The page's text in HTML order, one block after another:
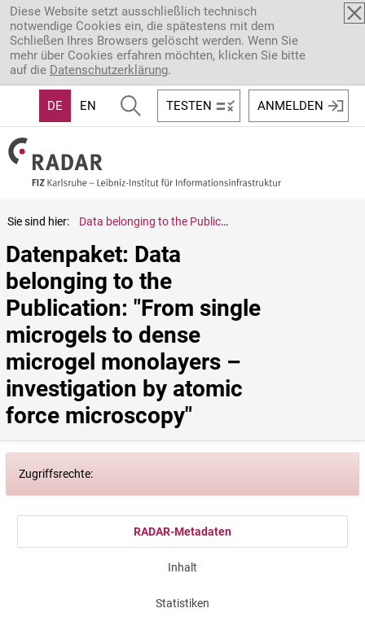
Direkt zum Inhalt
Diese Website setzt ausschließlich technisch
notwendige Cookies ein, die spätestens mit dem
Schließen Ihres Browsers gelöscht werden. Wenn Sie
mehr über Cookies erfahren möchten, klicken Sie bitte
auf die Datenschutzerklärung.
DE EN TESTEN ANMELDEN
Sie sind hier: Data belonging to the Publication: "From single microgels to dense microgel monolayers – investigation by atomic force microscopy"
Datenpaket: Data
belonging to the
Publication: "From single
microgels to dense
microgel monolayers –
investigation by atomic
force microscopy"
Zugriffsrechte:
RADAR-Metadaten
Inhalt
Statistiken